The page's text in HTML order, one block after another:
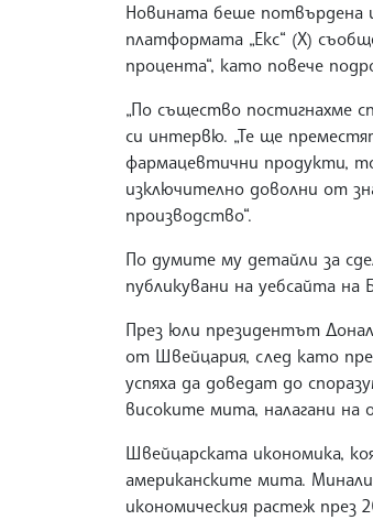
Новината беше потвърдена
платформата „Екс“ (X)
процента“, като повече
„По същество постигнахме
си интервю. „Те ще
фармацевтични продукти,
изключително доволни от
производство“.
По думите му детайли за
публикувани на уебсайта на
През юли президентът
от Швейцария, след като
успяха да доведат до
високите мита, налагани
Швейцарската икономика,
американските мита.
икономическия растеж